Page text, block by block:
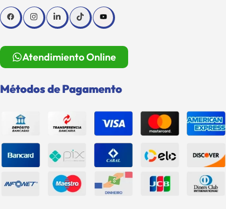
Atendimiento Online
Métodos de Pagamento